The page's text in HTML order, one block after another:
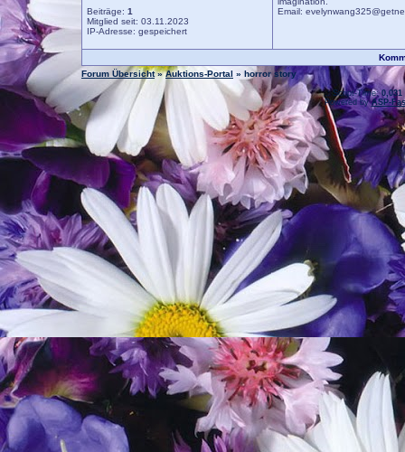
Beiträge: 1
Mitglied seit: 03.11.2023
IP-Adresse: gespeichert
Email:
Forum Übersicht»Auktions-Portal » horror story
.: Script-Time:0,031
Powered byASP-